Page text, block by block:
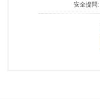
安全提問: